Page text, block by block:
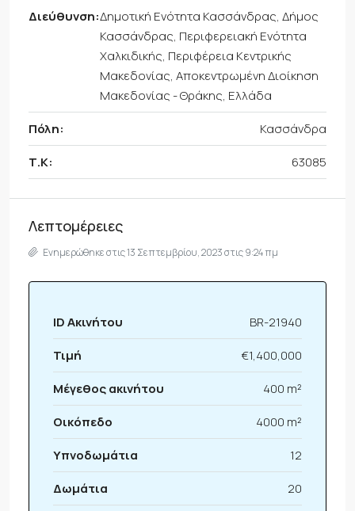
Διεύθυνση:Δημοτική Ενότητα Κασσάνδρας, Δήμος
Κασσάνδρας, Περιφερειακή Ενότητα
Χαλκιδικής, Περιφέρεια Κεντρικής
Μακεδονίας, Αποκεντρωμένη Διοίκηση
Μακεδονίας - Θράκης, Ελλάδα
Πόλη:
Κασσάνδρα
Τ.Κ:
63085
Λεπτομέρειες
Ενημερώθηκε στις 13 Σεπτεμβρίου, 2023 στις 9:24 πμ
ID Ακινήτου
BR-21940
Τιμή
€1,400,000
Μέγεθος ακινήτου
400 m²
Οικόπεδο
4000 m²
Υπνοδωμάτια
12
Δωμάτια
20